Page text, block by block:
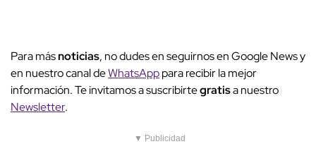
Para másnoticias, no dudes en seguirnos en Google News y
en nuestro canal deWhatsApppara recibir la mejor
información. Te invitamos a suscribirtegratisa nuestro
Newsletter.
▼ Publicidad